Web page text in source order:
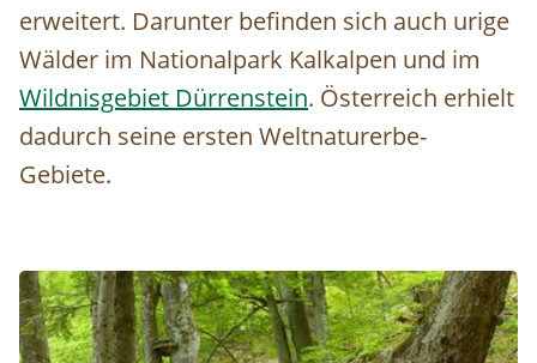
erweitert. Darunter befinden sich auch urige
Wälder im Nationalpark Kalkalpen und im
Wildnisgebiet Dürrenstein. Österreich erhielt
dadurch seine ersten Weltnaturerbe-
Gebiete.